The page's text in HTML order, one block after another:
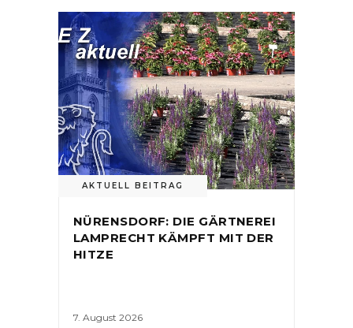
AKTUELL BEITRAG
NÜRENSDORF: DIE GÄRTNEREI
LAMPRECHT KÄMPFT MIT DER
HITZE
7. August 2026